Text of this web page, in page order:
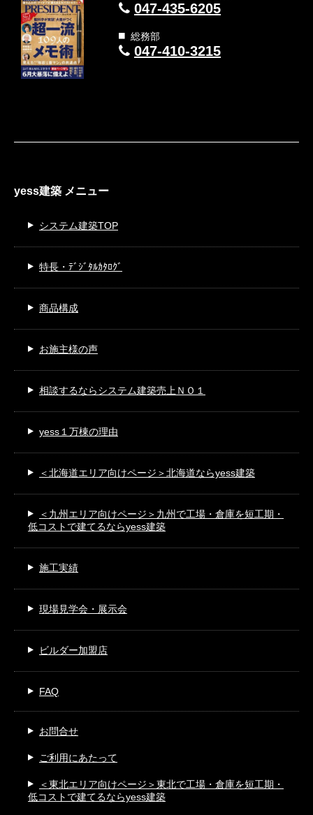
047-435-6205
総務部
047-410-3215
yess建築 メニュー
システム建築TOP
特長・ﾃﾞｼﾞﾀﾙｶﾀﾛｸﾞ
商品構成
お施主様の声
相談するならシステム建築売上ＮＯ１
yess１万棟の理由
＜北海道エリア向けページ＞北海道ならyess建築
＜九州エリア向けページ＞ 九州で工場・倉庫を短工期・
低コストで建てるならyess建築
施工実績
現場見学会・展示会
ビルダー加盟店
FAQ
お問合せ
ご利用にあたって
＜東北エリア向けページ＞東北で工場・倉庫を短工期・
低コストで建てるならyess建築